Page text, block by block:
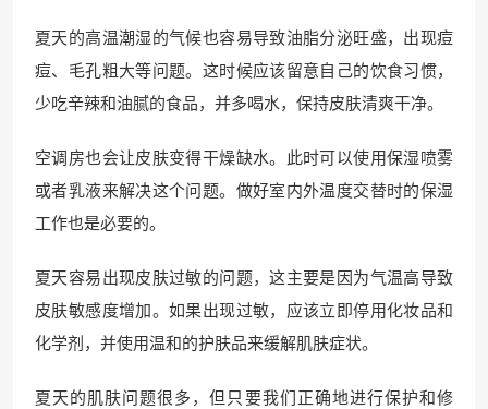
夏天的高温潮湿的气候也容易导致油脂分泌旺盛，出现痘
痘、毛孔粗大等问题。这时候应该留意自己的饮食习惯，
少吃辛辣和油腻的食品，并多喝水，保持皮肤清爽干净。
空调房也会让皮肤变得干燥缺水。此时可以使用保湿喷雾
或者乳液来解决这个问题。做好室内外温度交替时的保湿
工作也是必要的。
夏天容易出现皮肤过敏的问题，这主要是因为气温高导致
皮肤敏感度增加。如果出现过敏，应该立即停用化妆品和
化学剂，并使用温和的护肤品来缓解肌肤症状。
夏天的肌肤问题很多，但只要我们正确地进行保护和修